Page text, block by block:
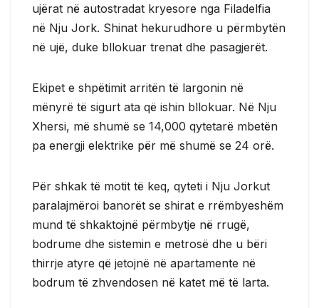
ujërat në autostradat kryesore nga Filadelfia
në Nju Jork. Shinat hekurudhore u përmbytën
në ujë, duke bllokuar trenat dhe pasagjerët.
Ekipet e shpëtimit arritën të largonin në
mënyrë të sigurt ata që ishin bllokuar. Në Nju
Xhersi, më shumë se 14,000 qytetarë mbetën
pa energji elektrike për më shumë se 24 orë.
Për shkak të motit të keq, qyteti i Nju Jorkut
paralajmëroi banorët se shirat e rrëmbyeshëm
mund të shkaktojnë përmbytje në rrugë,
bodrume dhe sistemin e metrosë dhe u bëri
thirrje atyre që jetojnë në apartamente në
bodrum të zhvendosen në katet më të larta.